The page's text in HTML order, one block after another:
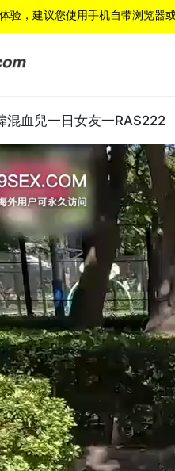
验，建议您使用手机自带浏览器
混血兒一日女友一RAS222